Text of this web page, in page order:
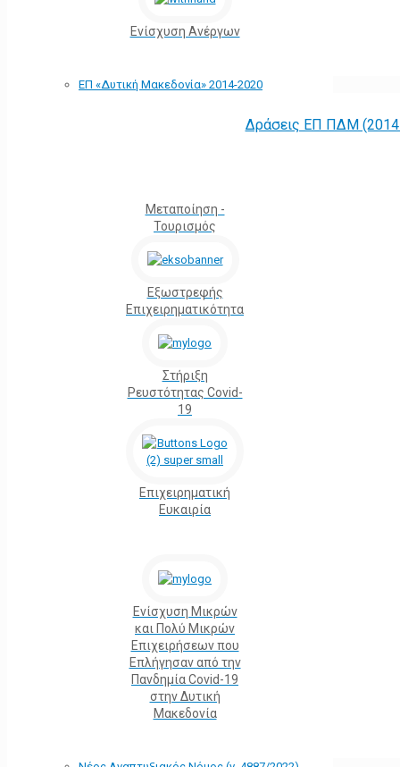
Ενίσχυση Ανέργων
ΕΠ «Δυτική Μακεδονία» 2014-2020
Δράσεις ΕΠ ΠΔΜ (2014
Μεταποίηση -
Τουρισμός
Εξωστρεφής
Επιχειρηματικότητα
Στήριξη
Ρευστότητας Covid-
19
Επιχειρηματική
Ευκαιρία
Ενίσχυση Μικρών
και Πολύ Μικρών
Επιχειρήσεων που
Επλήγησαν από την
Πανδημία Covid-19
στην Δυτική
Μακεδονία